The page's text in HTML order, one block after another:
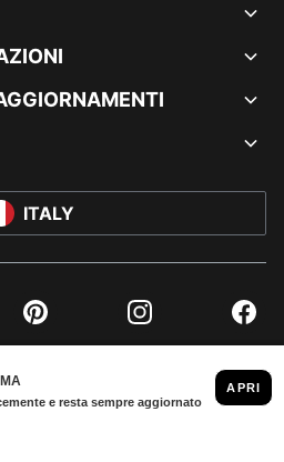
ITALY
Pinterest Instagram
GMBH, 2026. TUTTI I DIRITTI RISERVATI
DATI AZIENDALI E LEGALI